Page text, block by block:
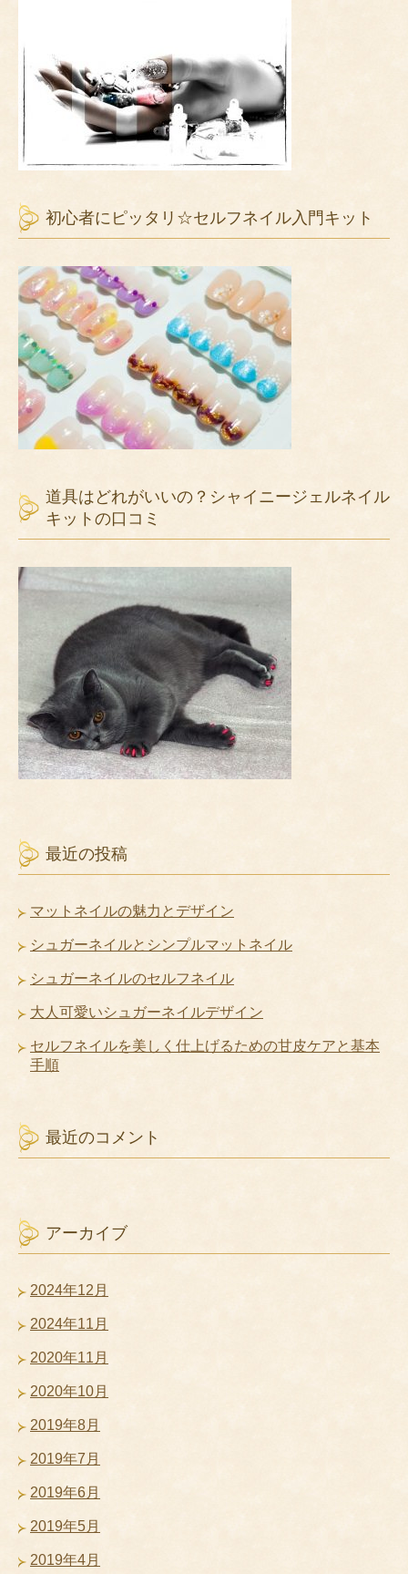
初心者にピッタリ☆セルフネイル入門キット
道具はどれがいいの？シャイニージェルネイル
キットの口コミ
最近の投稿
マットネイルの魅力とデザイン
シュガーネイルとシンプルマットネイル
シュガーネイルのセルフネイル
大人可愛いシュガーネイルデザイン
セルフネイルを美しく仕上げるための甘皮ケアと基本
手順
最近のコメント
アーカイブ
2024年12月
2024年11月
2020年11月
2020年10月
2019年8月
2019年7月
2019年6月
2019年5月
2019年4月